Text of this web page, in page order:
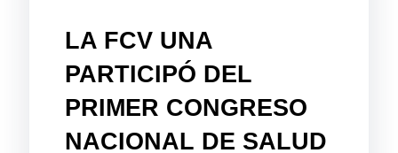
LA FCV UNA
PARTICIPÓ DEL
PRIMER CONGRESO
NACIONAL DE SALUD